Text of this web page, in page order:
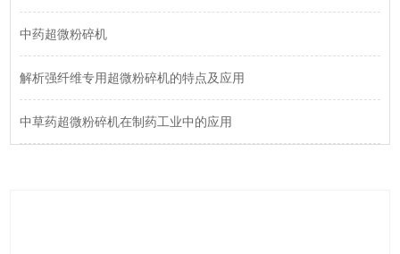
中药超微粉碎机
解析强纤维专用超微粉碎机的特点及应用
中草药超微粉碎机在制药工业中的应用